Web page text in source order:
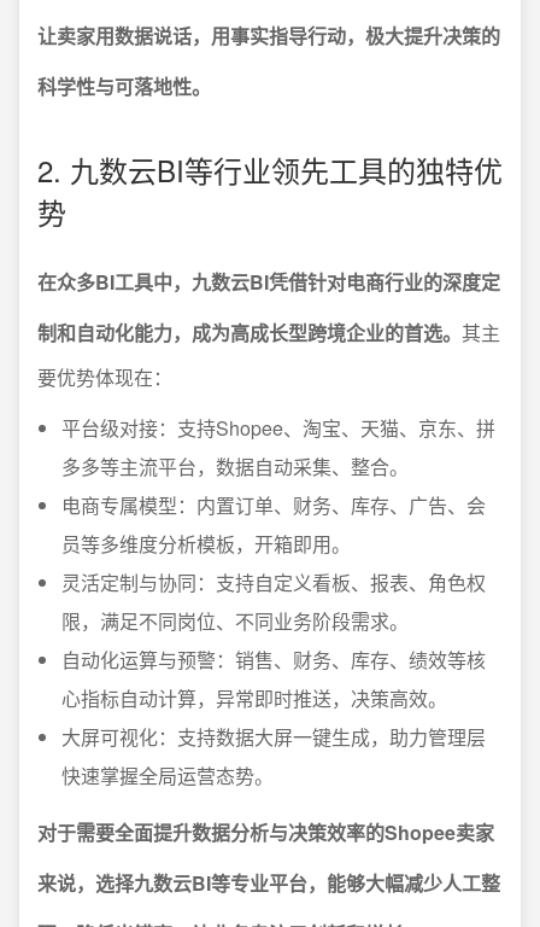
让卖家用数据说话，用事实指导行动，极大提升决策的
科学性与可落地性。
2. 九数云BI等行业领先工具的独特优
势
在众多BI工具中，九数云BI凭借针对电商行业的深度定
制和自动化能力，成为高成长型跨境企业的首选。 其主
要优势体现在：
平台级对接：支持Shopee、淘宝、天猫、京东、拼
多多等主流平台，数据自动采集、整合。
电商专属模型：内置订单、财务、库存、广告、会
员等多维度分析模板，开箱即用。
灵活定制与协同：支持自定义看板、报表、角色权
限，满足不同岗位、不同业务阶段需求。
自动化运算与预警：销售、财务、库存、绩效等核
心指标自动计算，异常即时推送，决策高效。
大屏可视化：支持数据大屏一键生成，助力管理层
快速掌握全局运营态势。
对于需要全面提升数据分析与决策效率的Shopee卖家
来说，选择九数云BI等专业平台，能够大幅减少人工整